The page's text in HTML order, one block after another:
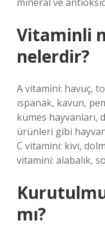
Vitaminli
nelerdir?
A vitamini: havuç,
ıspanak, kavun,
kümes
ürünleri gibi
C vitamini: kivi,
vitamini: alabalık,
mı?